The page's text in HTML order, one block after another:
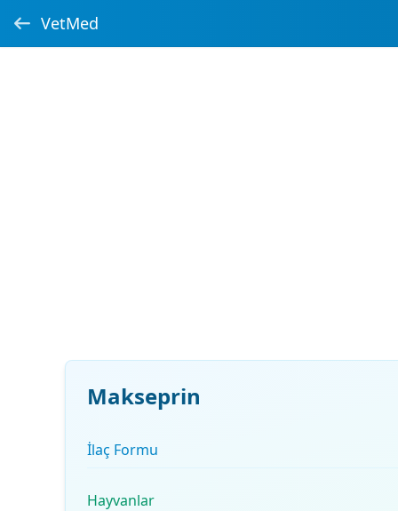
VetMed
Makseprin
İlaç Formu
Hayvanlar